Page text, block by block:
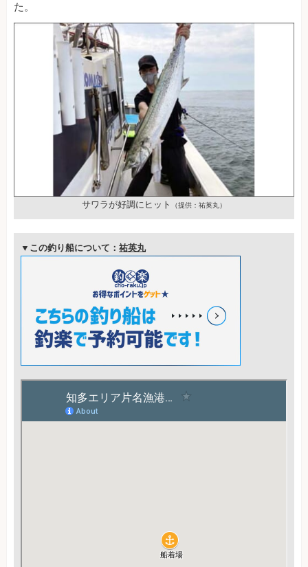
た。
サワラが好調にヒット （提供：祐英丸）
▼この釣り船について： 祐英丸